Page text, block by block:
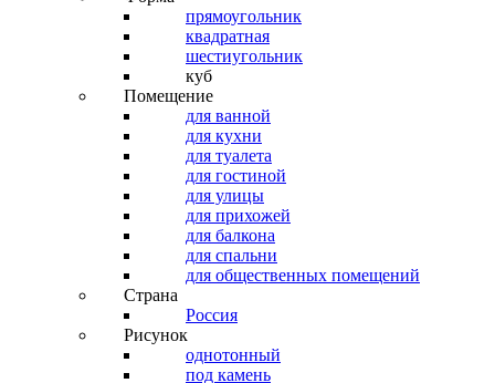
прямоугольник
квадратная
шестиугольник
куб
Помещение
для ванной
для кухни
для туалета
для гостиной
для улицы
для прихожей
для балкона
для спальни
для общественных помещений
Страна
Россия
Рисунок
однотонный
под камень